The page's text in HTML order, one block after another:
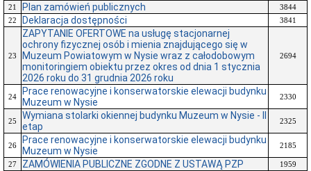
21 Plan zamówień publicznych
3844
22
Deklaracja dostępności 3841
23
ZAPYTANIE OFERTOWE na usługę stacjonarnej
ochrony fizycznej osób i mienia znajdującego się w
Muzeum Powiatowym w Nysie wraz z całodobowym
monitoringiem obiektu przez okres od dnia 1 stycznia
2026 roku do 31 grudnia 2026 roku
2694
24
Prace renowacyjne i konserwatorskie elewacji budynku
Muzeum w Nysie
2330
25
Wymiana stolarki okiennej budynku Muzeum w Nysie - II
etap
2325
26
Prace renowacyjne i konserwatorskie elewacji budynku
Muzeum w Nysie
2185
27 ZAMÓWIENIA PUBLICZNE ZGODNE Z USTAWĄ PZP 1959